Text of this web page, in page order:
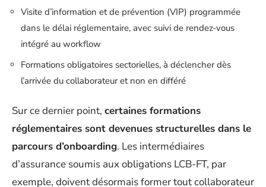
Visite d’information et de prévention (VIP) programmée
dans le délai réglementaire, avec suivi de rendez-vous
intégré au workflow
Formations obligatoires sectorielles, à déclencher dès
l’arrivée du collaborateur et non en différé
Sur ce dernier point, certaines formations
réglementaires sont devenues structurelles dans le
parcours d’onboarding. Les intermédiaires
d’assurance soumis aux obligations LCB-FT, par
exemple, doivent désormais former tout collaborateur